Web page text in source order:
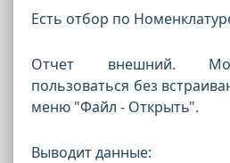
Есть отбор по
Отчет внешний.
пользоваться без
меню "Файл - Открыть".
Выводит данные: